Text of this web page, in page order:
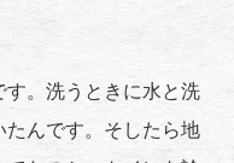
。洗うときに水と洗
んです。そしたら地